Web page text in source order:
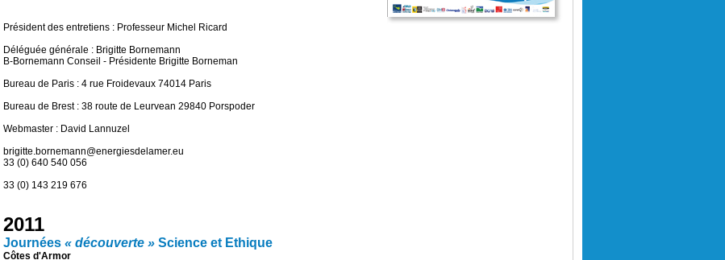
Président des entretiens : Professeur Michel Ricard
Déléguée générale : Brigitte Bornemann
B-Bornemann Conseil - Présidente Brigitte Borneman
Bureau de Paris : 4 rue Froidevaux 74014 Paris
Bureau de Brest : 38 route de Leurvean 29840 Porspoder
Webmaster : David Lannuzel
brigitte.bornemann@energiesdelamer.eu
33 (0) 640 540 056
33 (0) 143 219 676
2011
Journées « découverte »Science et Ethique
Côtes d'Armor